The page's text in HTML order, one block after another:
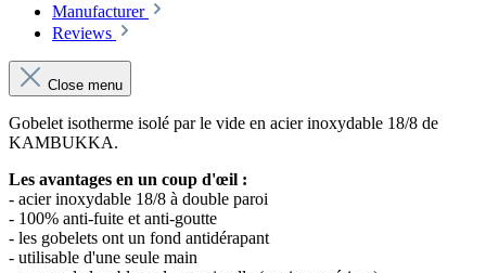
Manufacturer
Reviews
Close menu
Gobelet isotherme isolé par le vide en acier inoxydable 18/8 de
KAMBUKKA.
Les avantages en un coup d'œil :
- acier inoxydable 18/8 à double paroi
- 100% anti-fuite et anti-goutte
- les gobelets ont un fond antidérapant
- utilisable d'une seule main